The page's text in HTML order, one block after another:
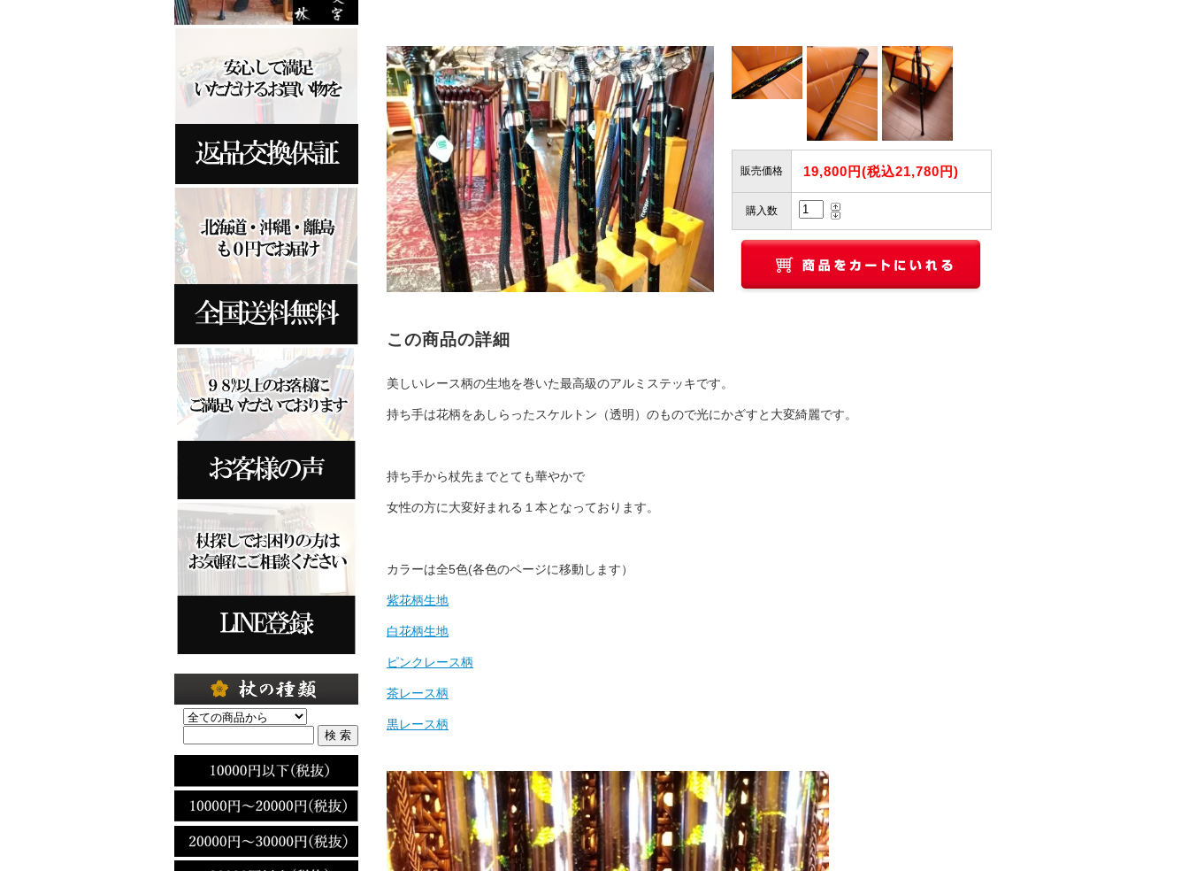
販売価格 19,800円(税込21,780円)
購入数
この商品の詳細
美しいレース柄の生地を巻いた最高級のアルミステッキです。
持ち手は花柄をあしらったスケルトン（透明）のもので光にかざすと大変綺麗です。
持ち手から杖先までとても華やかで
女性の方に大変好まれる１本となっております。
カラーは全5色(各色のページに移動します）
紫花柄生地
白花柄生地
ピンクレース柄
茶レース柄
黒レース柄